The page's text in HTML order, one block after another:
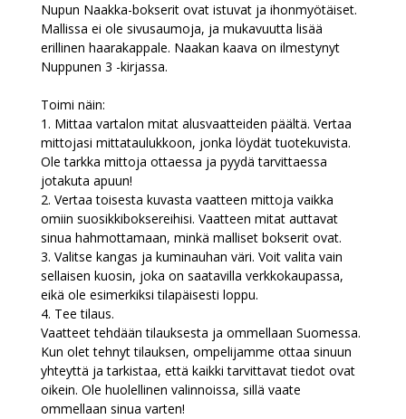
Nupun Naakka-bokserit ovat istuvat ja ihonmyötäiset.
Mallissa ei ole sivusaumoja, ja mukavuutta lisää
erillinen haarakappale. Naakan kaava on ilmestynyt
Nuppunen 3 -kirjassa.
Toimi näin:
1. Mittaa vartalon mitat alusvaatteiden päältä. Vertaa
mittojasi mittataulukkoon, jonka löydät tuotekuvista.
Ole tarkka mittoja ottaessa ja pyydä tarvittaessa
jotakuta apuun!
2. Vertaa toisesta kuvasta vaatteen mittoja vaikka
omiin suosikkiboksereihisi. Vaatteen mitat auttavat
sinua hahmottamaan, minkä malliset bokserit ovat.
3. Valitse kangas ja kuminauhan väri. Voit valita vain
sellaisen kuosin, joka on saatavilla verkkokaupassa,
eikä ole esimerkiksi tilapäisesti loppu.
4. Tee tilaus.
Vaatteet tehdään tilauksesta ja ommellaan Suomessa.
Kun olet tehnyt tilauksen, ompelijamme ottaa sinuun
yhteyttä ja tarkistaa, että kaikki tarvittavat tiedot ovat
oikein. Ole huolellinen valinnoissa, sillä vaate
ommellaan sinua varten!